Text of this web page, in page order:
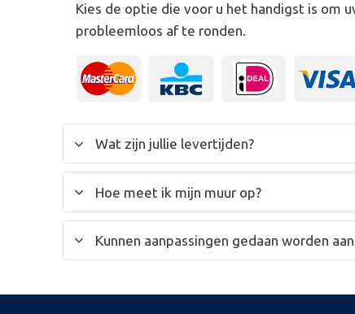
Kies de optie die voor u het handigst is om
probleemloos af te ronden.
Wat zijn jullie levertijden?
Hoe meet ik mijn muur op?
Kunnen aanpassingen gedaan worden